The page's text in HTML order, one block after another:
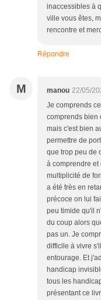
inaccessibles à
ville vous êtes,
rencontre et
Répondre
M manou 22/05/
Je comprends
comprends bien
mais c'est bien
permettre de
que trop peu de
à comprendre et
multiplicité de
a été très en
précoce on lui
peu timide qu'il
du coup alors
pas un. Je
difficile à vivre
entourage. Et
handicap
tous les
présentant ce